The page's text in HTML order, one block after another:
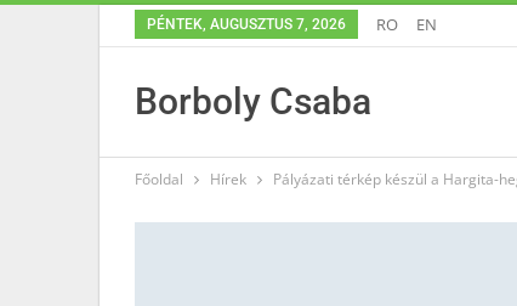
PÉNTEK, AUGUSZTUS 7, 2026 RO EN
Borboly Csaba
Főoldal Hírek Pályázati térkép készül a Hargita-